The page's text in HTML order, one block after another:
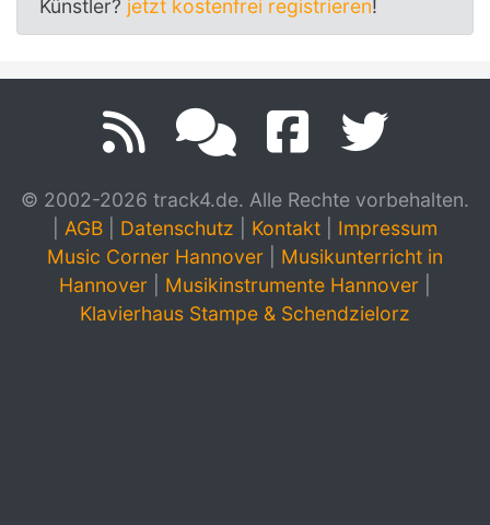
Künstler? jetzt kostenfrei registrieren!
© 2002-2026 track4.de. Alle Rechte vorbehalten.
AGB Datenschutz Kontakt
Impressum
Music Corner Hannover
Musikunterricht in
Hannover
Musikinstrumente Hannover
Klavierhaus Stampe & Schendzielorz